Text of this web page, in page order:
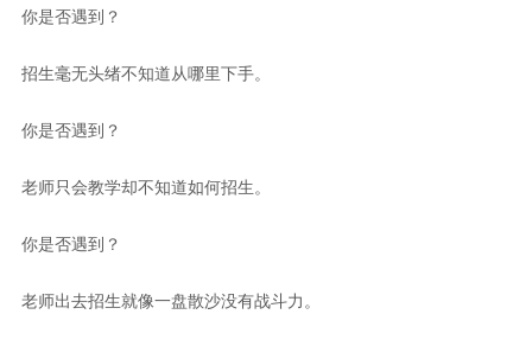
你是否遇到？
招生毫无头绪不知道从哪里下手。
你是否遇到？
老师只会教学却不知道如何招生。
你是否遇到？
老师出去招生就像一盘散沙没有战斗力。